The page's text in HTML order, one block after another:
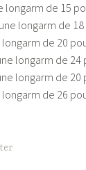
longarm de 15
longarm de
longarm de 20
longarm de
longarm de
longarm de 26